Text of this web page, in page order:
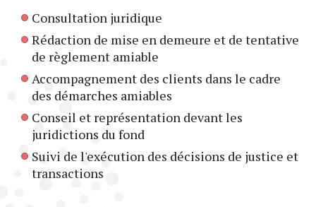
Consultation juridique
Rédaction de mise en demeure et de tentative
de règlement amiable
Accompagnement des clients dans le cadre
des démarches amiables
Conseil et représentation devant les
juridictions du fond
Suivi de l'exécution des décisions de justice et
transactions